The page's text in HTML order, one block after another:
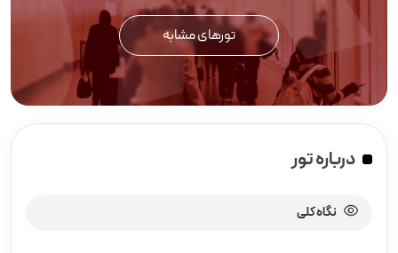
تورهای مشابه
درباره تور
نگاه کلی